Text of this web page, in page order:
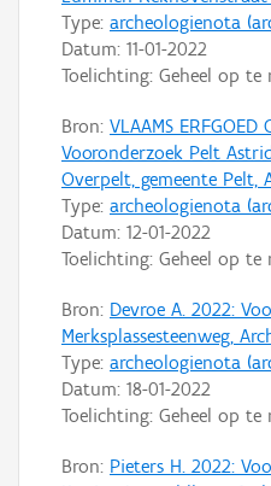
Type: archeologienota
Datum: 11-01-2022
Toelichting: Geheel op te
Bron: VLAAMS
Vooronderzoek Pelt
Overpelt, gemeente Pelt,
Type: archeologienota
Datum: 12-01-2022
Toelichting: Geheel op te
Bron: Devroe A. 2022:
Merksplassesteenweg,
Type: archeologienota
Datum: 18-01-2022
Toelichting: Geheel op te
Bron: Pieters H. 2022: